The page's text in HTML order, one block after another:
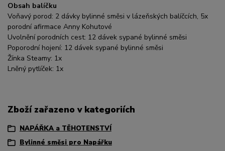
Obsah balíčku
Voňavý porod: 2 dávky bylinné směsi v lázeňských balíčcích, 5x
porodní afirmace Anny Kohutové
Uvolnění porodních cest: 12 dávek sypané bylinné směsi
Poporodní hojení: 12 dávek sypané bylinné směsi
Žínka Steamy: 1x
Lněný pytlíček: 1x
Zboží zařazeno v kategoriích
NAPÁŘKA a TĚHOTENSTVÍ
Bylinné směsi pro Napářku